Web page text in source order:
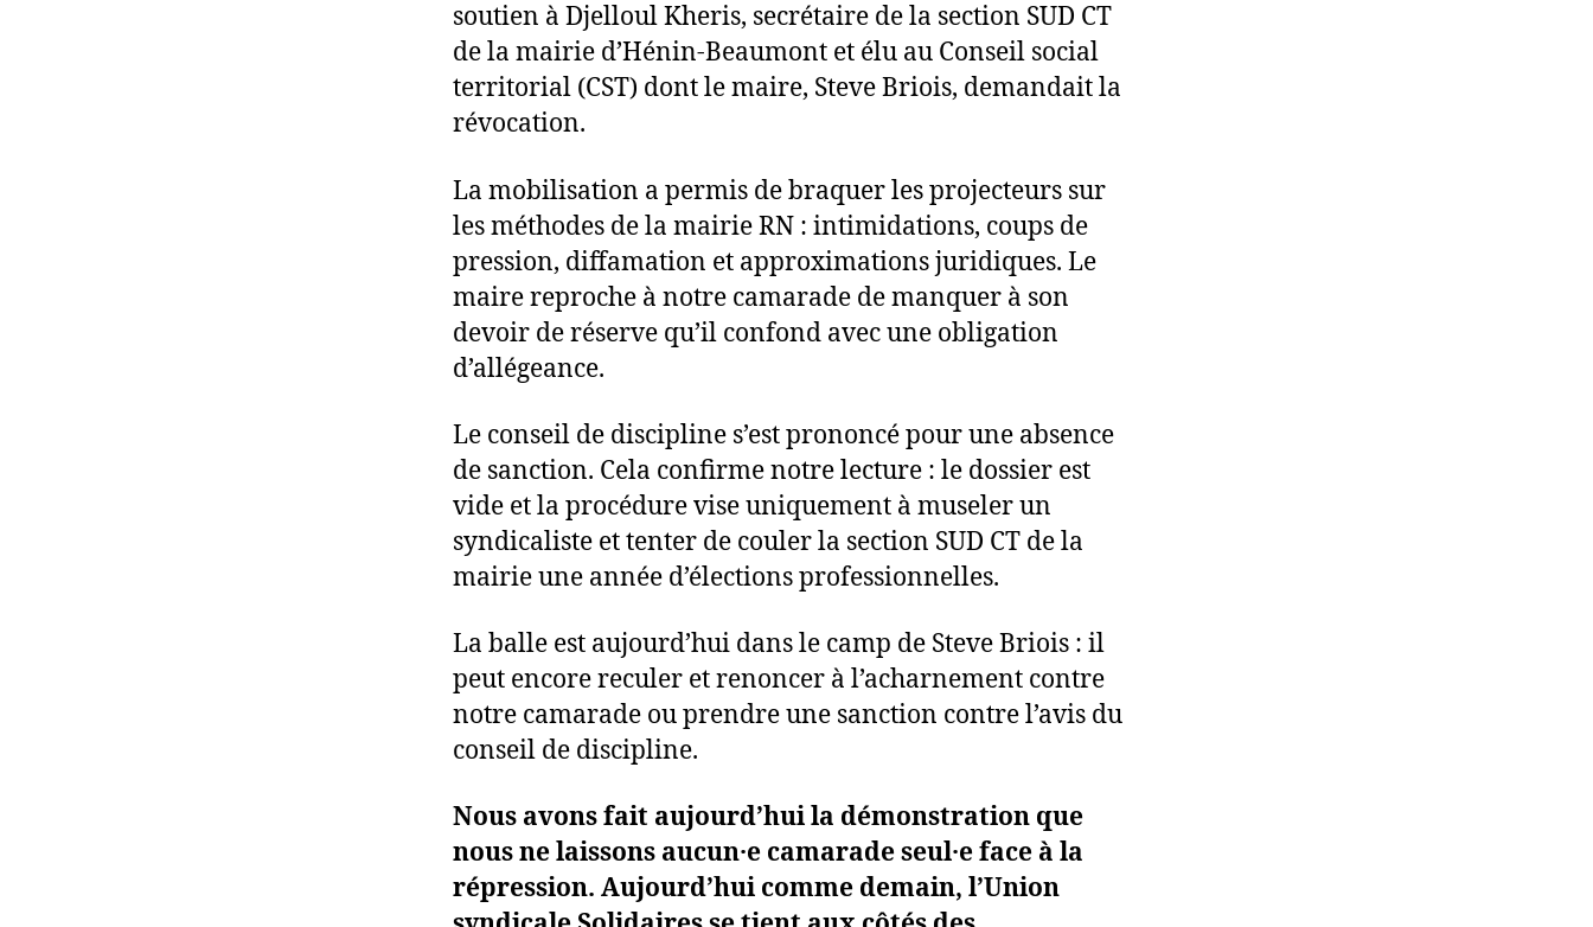
soutien à Djelloul Kheris, secrétaire de la section SUD CT
de la mairie d’Hénin-Beaumont et élu au Conseil social
territorial (CST) dont le maire, Steve Briois, demandait la
révocation.
La mobilisation a permis de braquer les projecteurs sur
les méthodes de la mairie RN : intimidations, coups de
pression, diffamation et approximations juridiques. Le
maire reproche à notre camarade de manquer à son
devoir de réserve qu’il confond avec une obligation
d’allégeance.
Le conseil de discipline s’est prononcé pour une absence
de sanction. Cela confirme notre lecture : le dossier est
vide et la procédure vise uniquement à museler un
syndicaliste et tenter de couler la section SUD CT de la
mairie une année d’élections professionnelles.
La balle est aujourd’hui dans le camp de Steve Briois : il
peut encore reculer et renoncer à l’acharnement contre
notre camarade ou prendre une sanction contre l’avis du
conseil de discipline.
Nous avons fait aujourd’hui la démonstration que
nous ne laissons aucun·e camarade seul·e face à la
répression. Aujourd’hui comme demain, l’Union